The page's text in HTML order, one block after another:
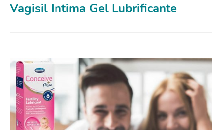
Vagisil Intima Gel Lubrificante